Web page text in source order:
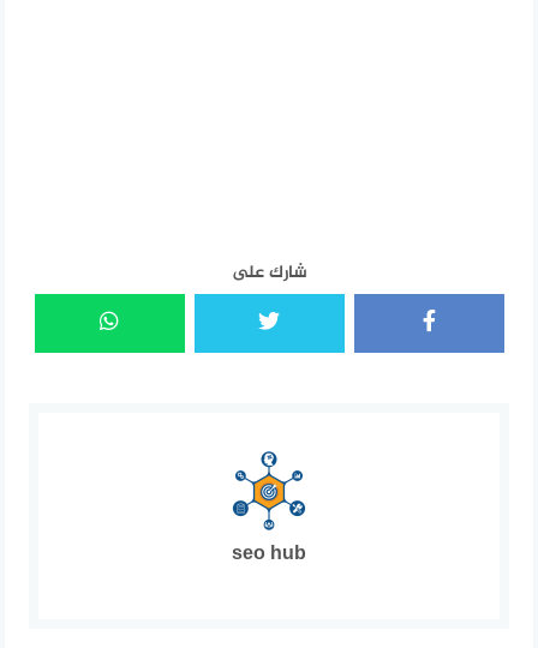
شارك على
seo hub